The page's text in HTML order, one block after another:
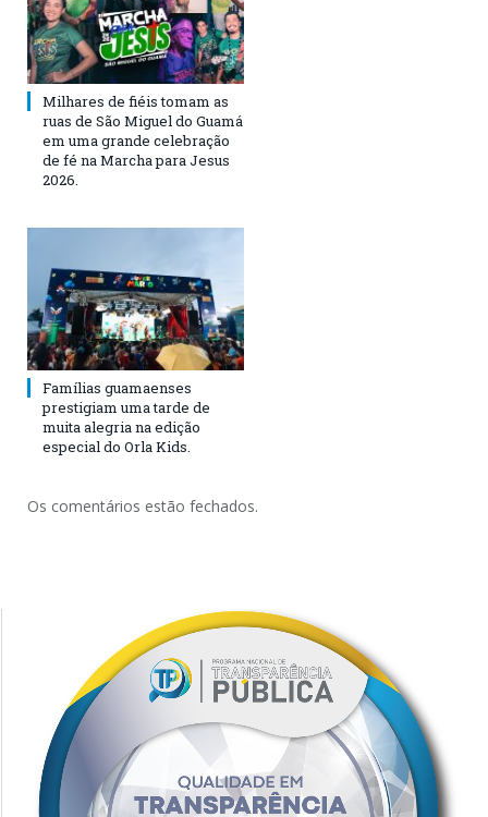
Milhares de fiéis tomam as
ruas de São Miguel do Guamá
em uma grande celebração
de fé na Marcha para Jesus
2026.
Famílias guamaenses
prestigiam uma tarde de
muita alegria na edição
especial do Orla Kids.
Os comentários estão fechados.